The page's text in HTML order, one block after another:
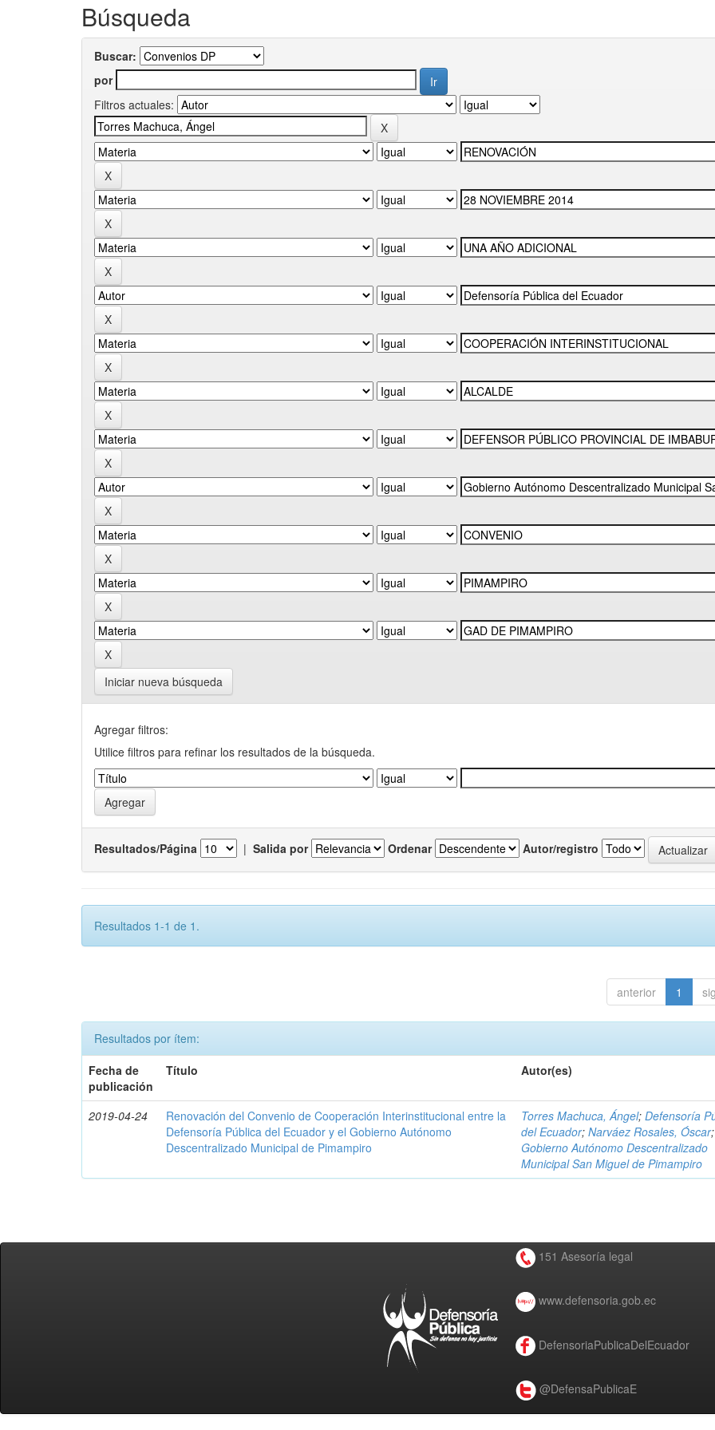
Búsqueda
Buscar:
por
Filtros actuales:
Iniciar nueva búsqueda
Agregar filtros:
Utilice filtros para refinar los resultados de la búsqueda.
Resultados/Página | Salida por Ordenar Autor/registro
Resultados 1-1 de 1.
anterior 1
Resultados por ítem:
Fecha de
publicación
Título Autor(es)
2019-04-24
Renovación del Convenio de Cooperación Interinstitucional entre la
Defensoría Pública del Ecuador y el Gobierno Autónomo
Descentralizado Municipal de Pimampiro
Torres Machuca, Ángel;Defensoría
del Ecuador;Narváez Rosales, Óscar;
Gobierno Autónomo Descentralizado
Municipal San Miguel de Pimampiro
151 Asesoría legal
www.defensoria.gob.ec
DefensoriaPublicaDelEcuador
@DefensaPublicaE